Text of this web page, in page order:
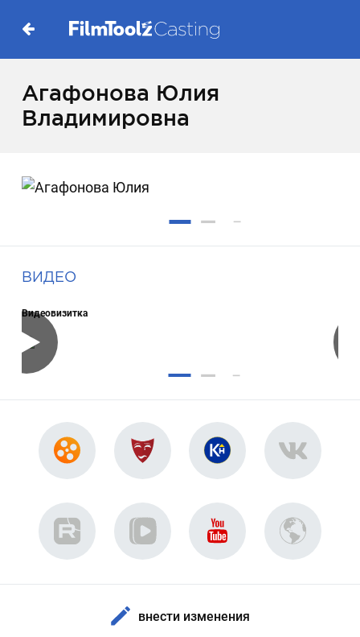
Агафонова Юлия
Владимировна
ВИДЕО
Видеовизитка
внести изменения